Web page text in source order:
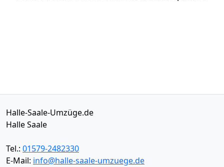
Halle-Saale-Umzüge.de
Halle Saale
Tel.: 01579-2482330
E-Mail: info@halle-saale-umzuege.de